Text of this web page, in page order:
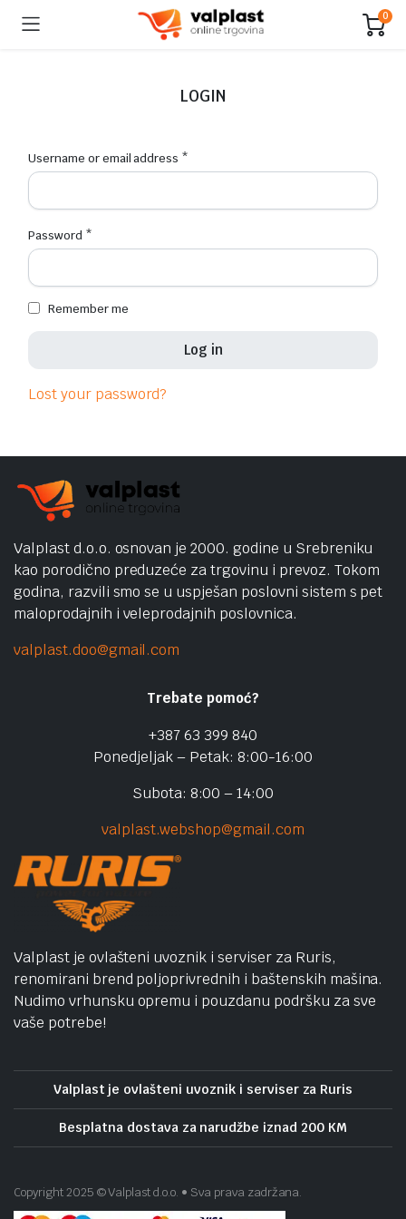
0
LOGIN
Username or email address *
Password *
Remember me
Log in
Lost your password?
Valplast d.o.o. osnovan je 2000. godine u Srebreniku
kao porodično preduzeće za trgovinu i prevoz. Tokom
godina, razvili smo se u uspješan poslovni sistem s pet
maloprodajnih i veleprodajnih poslovnica.
valplast.doo@gmail.com
Trebate pomoć?
+387 63 399 840
Ponedjeljak – Petak: 8:00-16:00
Subota: 8:00 – 14:00
valplast.webshop@gmail.com
Valplast je ovlašteni uvoznik i serviser za Ruris,
renomirani brend poljoprivrednih i baštenskih mašina.
Nudimo vrhunsku opremu i pouzdanu podršku za sve
vaše potrebe!
Valplast je ovlašteni uvoznik i serviser za Ruris
Besplatna dostava za narudžbe iznad 200 KM
Copyright 2025 © Valplast d.o.o. • Sva prava zadržana.